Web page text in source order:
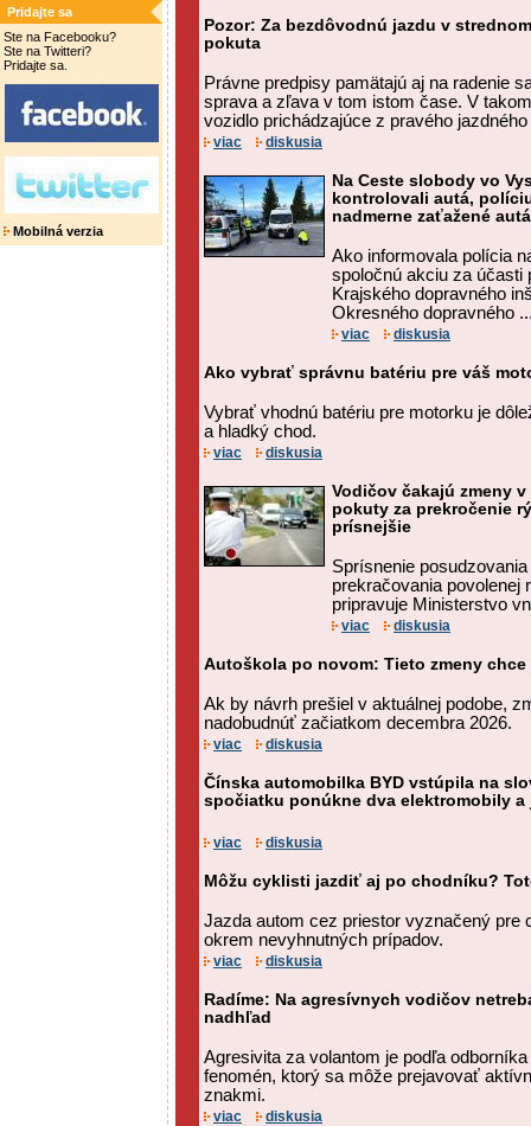
Pridajte sa
Ste na Facebooku?
Ste na Twitteri?
Pridajte sa.
Mobilná verzia
Pozor: Za bezdôvodnú jazdu v
pokuta
Právne predpisy pamätajú aj na radenie
sprava a zľava v tom istom čase. V
vozidlo prichádzajúce z pravého jazdného
viac diskusia
Na Ceste slobody vo
kontrolovali autá,
nadmerne zaťažené autá
Ako informovala polícia
spoločnú akciu za účasti
Krajského dopravného
Okresného dopravného
viac diskusia
Ako vybrať správnu batériu pre váš
Vybrať vhodnú batériu pre motorku je
a hladký chod.
viac diskusia
Vodičov čakajú zmeny
pokuty za prekročenie
prísnejšie
Sprísnenie
prekračovania povolenej
pripravuje Ministerstvo
viac diskusia
Autoškola po novom: Tieto zmeny
Ak by návrh prešiel v aktuálnej podobe,
nadobudnúť začiatkom decembra 2026.
viac diskusia
Čínska automobilka BYD vstúpila na
spočiatku ponúkne dva elektromobily a
viac diskusia
Môžu cyklisti jazdiť aj po chodníku?
Jazda autom cez priestor vyznačený pre
okrem nevyhnutných prípadov.
viac diskusia
Radíme: Na agresívnych vodičov
nadhľad
Agresivita za volantom je podľa
fenomén, ktorý sa môže prejavovať
znakmi.
viac diskusia